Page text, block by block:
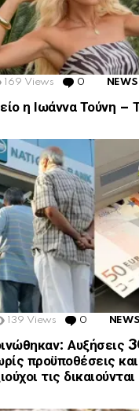
169 Views 0 Comments
NEWS
η Ιωάννα Τούνη –
139 Views 0 Comments
NEWS
Αυξήσεις
προϋποθέσεις
τις δικαιούνται